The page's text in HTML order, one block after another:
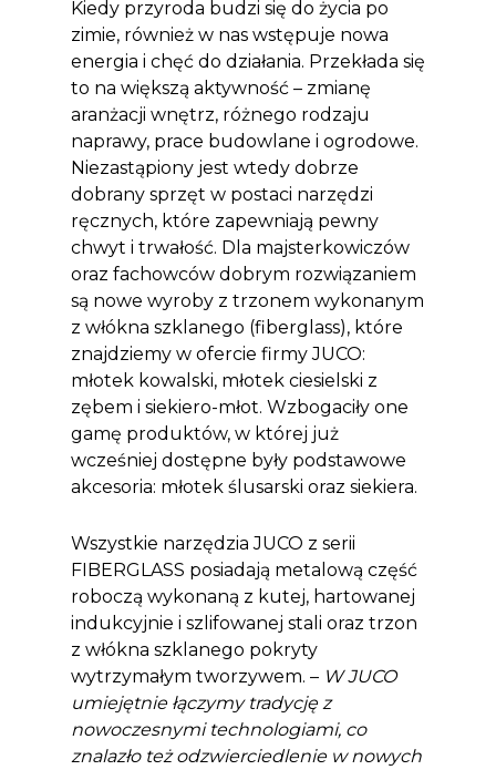
Kiedy przyroda budzi się do życia po
zimie, również w nas wstępuje nowa
energia i chęć do działania. Przekłada się
to na większą aktywność – zmianę
aranżacji wnętrz, różnego rodzaju
naprawy, prace budowlane i ogrodowe.
Niezastąpiony jest wtedy dobrze
dobrany sprzęt w postaci narzędzi
ręcznych, które zapewniają pewny
chwyt i trwałość. Dla majsterkowiczów
oraz fachowców dobrym rozwiązaniem
są nowe wyroby z trzonem wykonanym
z włókna szklanego (fiberglass), które
znajdziemy w ofercie firmy JUCO:
młotek kowalski, młotek ciesielski z
zębem i siekiero-młot. Wzbogaciły one
gamę produktów, w której już
wcześniej dostępne były podstawowe
akcesoria: młotek ślusarski oraz siekiera.
Wszystkie narzędzia JUCO z serii
FIBERGLASS posiadają metalową część
roboczą wykonaną z kutej, hartowanej
indukcyjnie i szlifowanej stali oraz trzon
z włókna szklanego pokryty
wytrzymałym tworzywem. – W JUCO
umiejętnie łączymy tradycję z
nowoczesnymi technologiami, co
znalazło też odzwierciedlenie w nowych